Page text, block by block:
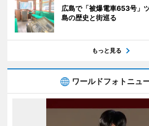
広島で「被爆電車653号」
島の歴史と街巡る
もっと見る
ワールドフォトニュ